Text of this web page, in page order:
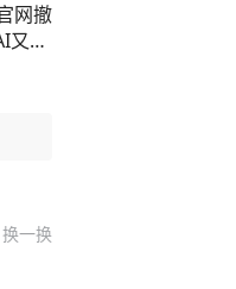
网撤
又跳
换一换